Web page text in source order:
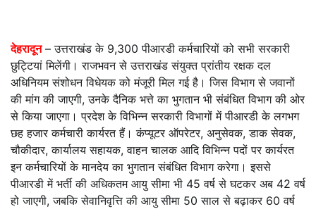
देहरादून– उत्तराखंड के 9,300 पीआरडी कर्मचारियों को सभी सरकारी
छुट्टियां मिलेंगी। राजभवन से उत्तराखंड संयुक्त प्रांतीय रक्षक दल
अधिनियम संशोधन विधेयक को मंजूरी मिल गई है। जिस विभाग से जवानों
की मांग की जाएगी, उनके दैनिक भत्ते का भुगतान भी संबंधित विभाग की ओर
से किया जाएगा। प्रदेश के विभिन्न सरकारी विभागों में पीआरडी के लगभग
छह हजार कर्मचारी कार्यरत हैं। कंप्यूटर ऑपरेटर, अनुसेवक, डाक सेवक,
चौकीदार, कार्यालय सहायक, वाहन चालक आदि विभिन्न पदों पर कार्यरत
इन कर्मचारियों के मानदेय का भुगतान संबंधित विभाग करेगा। इससे
पीआरडी में भर्ती की अधिकतम आयु सीमा भी 45 वर्ष से घटकर अब 42 वर्ष
हो जाएगी, जबकि सेवानिवृत्ति की आयु सीमा 50 साल से बढ़ाकर 60 वर्ष